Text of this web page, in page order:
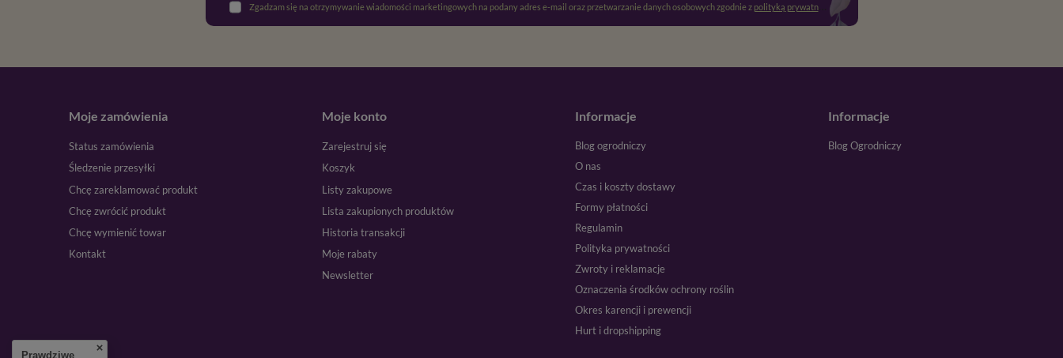
Zgadzam się na otrzymywanie wiadomości marketingowych na podany adres e-mail oraz przetwarzanie danych osobowych zgodnie z polityką prywatności . Więcej informacji znajdziesz w
Moje zamówienia
Status zamówienia
Śledzenie przesyłki
Chcę zareklamować produkt
Chcę zwrócić produkt
Chcę wymienić towar
Kontakt
Moje konto
Zarejestruj się
Koszyk
Listy zakupowe
Lista zakupionych produktów
Historia transakcji
Moje rabaty
Newsletter
Informacje
Blog ogrodniczy
O nas
Czas i koszty dostawy
Formy płatności
Regulamin
Polityka prywatności
Zwroty i reklamacje
Oznaczenia środków ochrony roślin
Okres karencji i prewencji
Hurt i dropshipping
Informacje
Blog Ogrodniczy
Prawdziwe